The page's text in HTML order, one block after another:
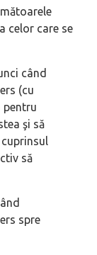
celor care se
când
(cu
pentru
şi să
să
spre